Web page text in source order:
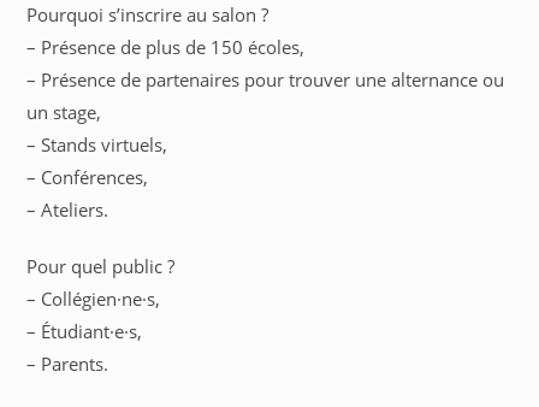
Pourquoi s’inscrire au salon ?
– Présence de plus de 150 écoles,
– Présence de partenaires pour trouver une alternance ou
un stage,
– Stands virtuels,
– Conférences,
– Ateliers.
Pour quel public ?
– Collégien·ne·s,
– Étudiant·e·s,
– Parents.